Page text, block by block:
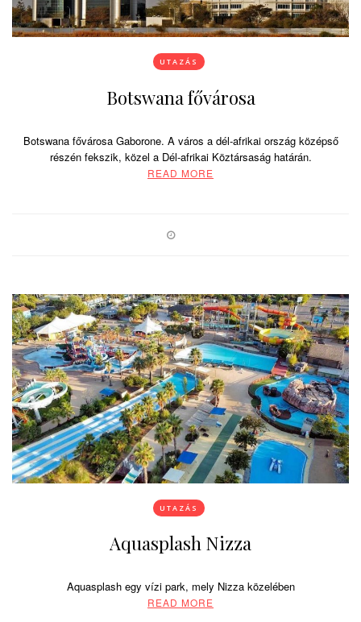
UTAZÁS
Botswana fővárosa
Botswana fővárosa Gaborone. A város a dél-afrikai ország középső
részén fekszik, közel a Dél-afrikai Köztársaság határán.
READ MORE
UTAZÁS
Aquasplash Nizza
Aquasplash egy vízi park, mely Nizza közelében
READ MORE